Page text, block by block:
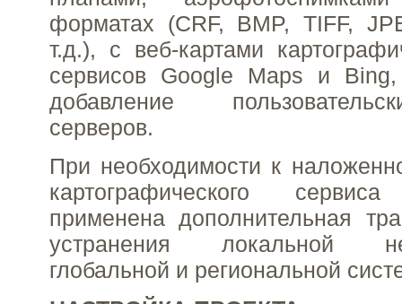
форматах (CRF, BMP, TIFF,
т.д.), с веб-картами
сервисов Google Maps и
добавление
серверов.
При необходимости к
картографического
применена дополнительная
устранения локальной
глобальной и региональной